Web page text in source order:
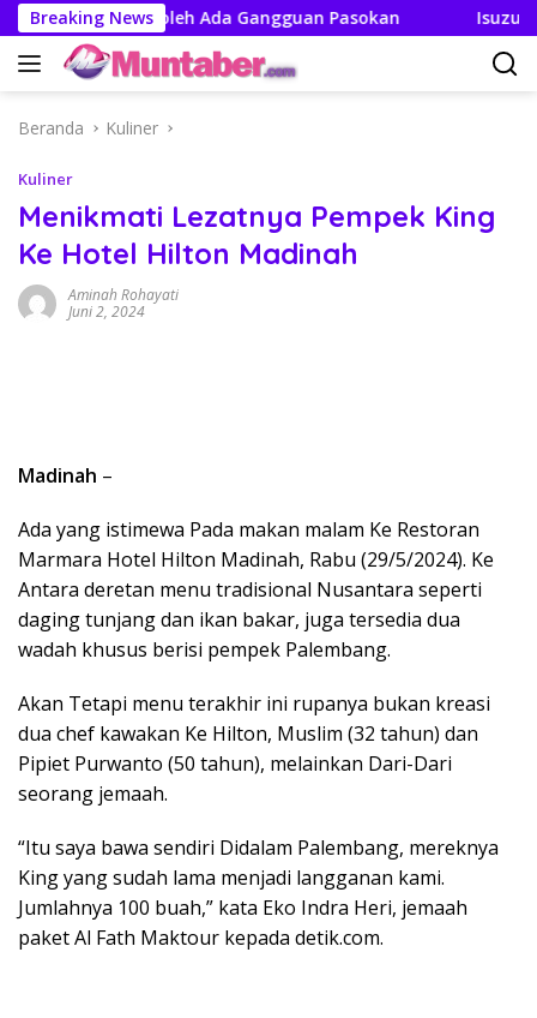
Langsung
ke
konten
Breaking News
Tak Boleh Ada Gangguan Pasokan Isuzu Pajang
Beranda Kuliner
Kuliner
Menikmati Lezatnya Pempek King
Ke Hotel Hilton Madinah
Aminah Rohayati
Juni 2, 2024
Madinah –
Ada yang istimewa Pada makan malam Ke Restoran
Marmara Hotel Hilton Madinah, Rabu (29/5/2024). Ke
Antara deretan menu tradisional Nusantara seperti
daging tunjang dan ikan bakar, juga tersedia dua
wadah khusus berisi pempek Palembang.
Akan Tetapi menu terakhir ini rupanya bukan kreasi
dua chef kawakan Ke Hilton, Muslim (32 tahun) dan
Pipiet Purwanto (50 tahun), melainkan Dari-Dari
seorang jemaah.
“Itu saya bawa sendiri Didalam Palembang, mereknya
King yang sudah lama menjadi langganan kami.
Jumlahnya 100 buah,” kata Eko Indra Heri, jemaah
paket Al Fath Maktour kepada detik.com.